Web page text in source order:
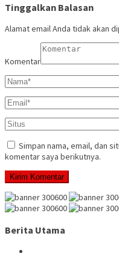
Tinggalkan Balasan
Alamat email Anda tidak akan
Komentar
Simpan nama, email, dan
komentar saya berikutnya.
Berita Utama